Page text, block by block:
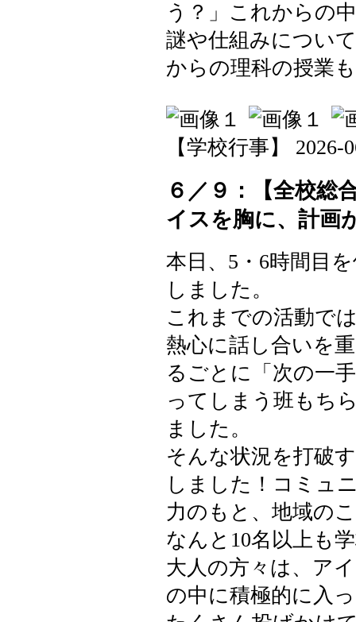
う？」これからの
謎や仕組みについ
からの理科の授業
【学校行事】 2026-
６／９：【全校総
イスを胸に、計画
本日、5・6時間目
しました。
これまでの活動で
熱心に話し合いを
るごとに「次の一
ってしまう班もち
ました。
そんな状況を打破
しました！コミュ
力のもと、地域の
なんと10名以上も
大人の方々は、ア
の中に積極的に入